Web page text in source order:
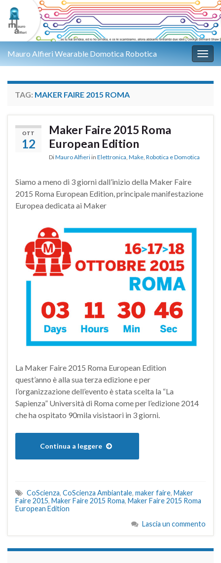
Mauro Alfieri Wearable Domotica Robotica
TAG: MAKER FAIRE 2015 ROMA
OTT
12
Maker Faire 2015 Roma
European Edition
DiMauro Alfieri in Elettronica, Make, Robotica e Domotica
Siamo a meno di 3 giorni dall’inizio della Maker Faire
2015 Roma European Edition, principale manifestazione
Europea dedicata ai Maker
La Maker Faire 2015 Roma European Edition
quest’anno è alla sua terza edizione e per
l’organizzazione dell’evento è stata scelta la “La
Sapienza” Università di Roma come per l’edizione 2014
che ha ospitato 90mila visistaori in 3 giorni.
Continua a leggere
CoScienza, CoScienza Ambiantale, maker faire, Maker
Faire 2015, Maker Faire 2015 Roma, Maker Faire 2015 Roma
European Edition
Lascia un commento